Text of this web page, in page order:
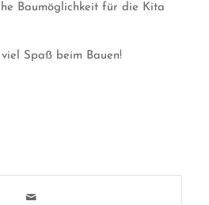
Baumöglichkeit für die Kita
Spaß beim Bauen!